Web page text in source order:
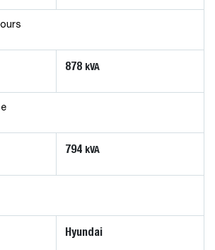
878 kVA
794 kVA
Hyundai